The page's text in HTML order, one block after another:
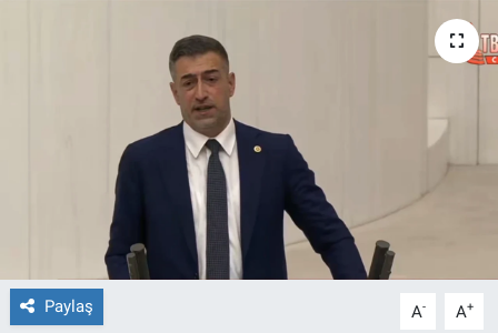
Paylaş A- A+